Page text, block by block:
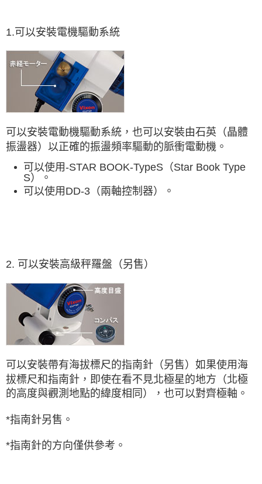
1.可以安裝電機驅動系統
可以安裝電動機驅動系統，也可以安裝由石英（晶體
振盪器）以正確的振盪頻率驅動的脈衝電動機。
可以使用-STAR BOOK-TypeS（Star Book Type
S）。
可以使用DD-3（兩軸控制器）。
2. 可以安裝高級秤羅盤（另售）
可以安裝帶有海拔標尺的指南針（另售）如果使用海
拔標尺和指南針，即使在看不見北極星的地方（北極
的高度與觀測地點的緯度相同），也可以對齊極軸。
*指南針另售。
*指南針的方向僅供參考。